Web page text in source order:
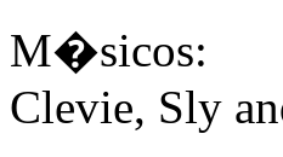
M�sicos:
Clevie, Sly